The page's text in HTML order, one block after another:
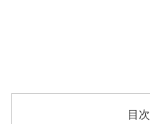
目次